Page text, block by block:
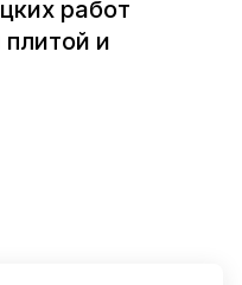
работ
и